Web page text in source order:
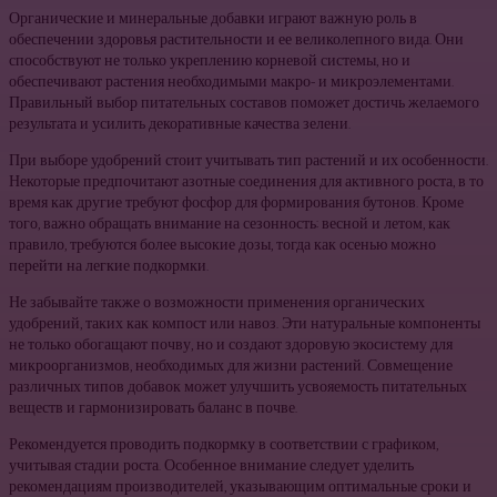
Органические и минеральные добавки играют важную роль в
обеспечении здоровья растительности и ее великолепного вида. Они
способствуют не только укреплению корневой системы, но и
обеспечивают растения необходимыми макро- и микроэлементами.
Правильный выбор питательных составов поможет достичь желаемого
результата и усилить декоративные качества зелени.
При выборе удобрений стоит учитывать тип растений и их особенности.
Некоторые предпочитают азотные соединения для активного роста, в то
время как другие требуют фосфор для формирования бутонов. Кроме
того, важно обращать внимание на сезонность: весной и летом, как
правило, требуются более высокие дозы, тогда как осенью можно
перейти на легкие подкормки.
Не забывайте также о возможности применения органических
удобрений, таких как компост или навоз. Эти натуральные компоненты
не только обогащают почву, но и создают здоровую экосистему для
микроорганизмов, необходимых для жизни растений. Совмещение
различных типов добавок может улучшить усвояемость питательных
веществ и гармонизировать баланс в почве.
Рекомендуется проводить подкормку в соответствии с графиком,
учитывая стадии роста. Особенное внимание следует уделить
рекомендациям производителей, указывающим оптимальные сроки и